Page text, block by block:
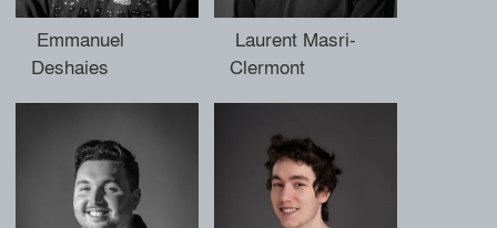
Emmanuel
Deshaies
Laurent Masri-
Clermont